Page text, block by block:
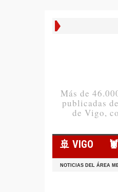
Más de
publicadas
de Vigo,
🚢 VIGO
NOTICIAS DEL ÁREA